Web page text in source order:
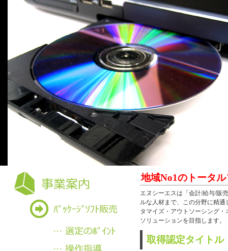
地域No1のトータ
エヌシーエスは「会計/給与/販
ルな人材まで、この分野に精
タマイズ・アウトソーシング
ソリューションを目指します。
取得認定タイトル